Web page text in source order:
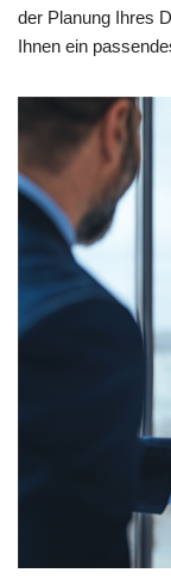
der Planung Ihres
Ihnen ein